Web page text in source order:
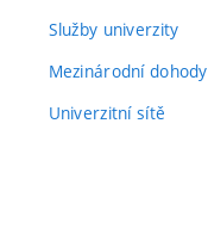
Služby univerzity
Mezinárodní dohody
Univerzitní sítě